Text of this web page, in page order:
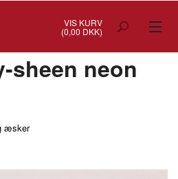
VIS KURV
(0,00 DKK)
sheen neon
æsker